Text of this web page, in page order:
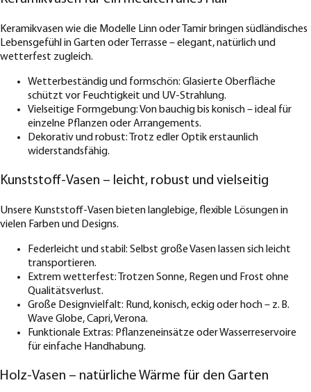
Keramikvasen wie die Modelle Linn oder Tamir bringen südländisches
Lebensgefühl in Garten oder Terrasse – elegant, natürlich und
wetterfest zugleich.
Wetterbeständig und formschön: Glasierte Oberfläche
schützt vor Feuchtigkeit und UV-Strahlung.
Vielseitige Formgebung: Von bauchig bis konisch – ideal für
einzelne Pflanzen oder Arrangements.
Dekorativ und robust: Trotz edler Optik erstaunlich
widerstandsfähig.
Kunststoff-Vasen – leicht, robust und vielseitig
Unsere Kunststoff-Vasen bieten langlebige, flexible Lösungen in
vielen Farben und Designs.
Federleicht und stabil: Selbst große Vasen lassen sich leicht
transportieren.
Extrem wetterfest: Trotzen Sonne, Regen und Frost ohne
Qualitätsverlust.
Große Designvielfalt: Rund, konisch, eckig oder hoch – z. B.
Wave Globe, Capri, Verona.
Funktionale Extras: Pflanzeneinsätze oder Wasserreservoire
für einfache Handhabung.
Holz-Vasen – natürliche Wärme für den Garten